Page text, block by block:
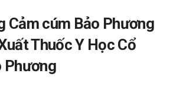
Cảm cúm Bảo Phương
Thuốc Y Học Cổ
Phương